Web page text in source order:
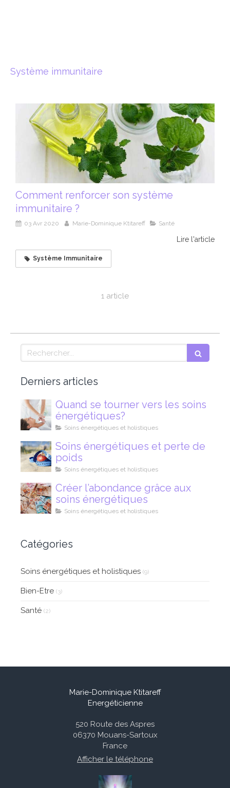
Système immunitaire
Comment renforcer son système
immunitaire ?
03 Avr 2020 Marie-Dominique Ktitareff Santé
Lire l'article
Système Immunitaire
1 article
Rechercher
Derniers articles
Quand se tourner vers les soins
énergétiques?
Soins énergétiques et holistiques
Soins énergétiques et perte de
poids
Soins énergétiques et holistiques
Créer l’abondance grâce aux
soins énergétiques
Soins énergétiques et holistiques
Catégories
Soins énergétiques et holistiques (9)
Bien-Etre (3)
Santé (2)
Marie-Dominique Ktitareff
Energéticienne
520 Route des Aspres
06370 Mouans-Sartoux
France
Afficher le téléphone